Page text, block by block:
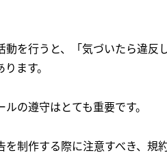
を行うと、「気づいたら違
ます。
の遵守はとても重要です。
制作する際に注意すべき、